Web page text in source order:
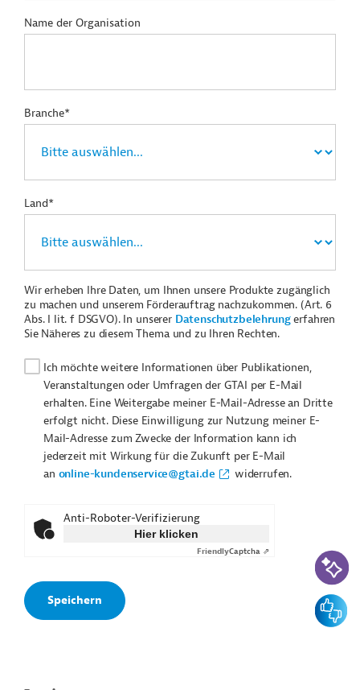
Name der Organisation
Branche*
Land*
Wir erheben Ihre Daten, um Ihnen unsere Produkte zugänglich
zu machen und unserem Förderauftrag nachzukommen. (Art. 6
Abs. I lit. f DSGVO). In unserer Datenschutzbelehrungerfahren
Sie Näheres zu diesem Thema und zu Ihren Rechten.
Ich möchte weitere Informationen über Publikationen,
Veranstaltungen oder Umfragen der GTAI per E-Mail
erhalten. Eine Weitergabe meiner E-Mail-Adresse an Dritte
erfolgt nicht. Diese Einwilligung zur Nutzung meiner E-
Mail-Adresse zum Zwecke der Information kann ich
jederzeit mit Wirkung für die Zukunft per E-Mail
an online-kundenservice@gtai.de widerrufen.
Anti-Roboter-Verifizierung
Hier klicken
FriendlyCaptcha ⇗ KI-